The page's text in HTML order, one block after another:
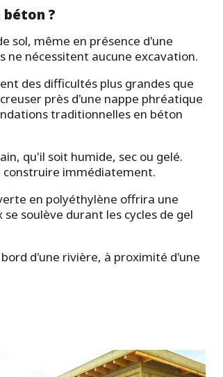
?
sol, même en présence d'une
ne nécessitent aucune excavation.
des difficultés plus grandes que
près d'une nappe phréatique
traditionnelles en béton
qu'il soit humide, sec ou gelé.
construire immédiatement.
en polyéthylène offrira une
soulève durant les cycles de gel
d'une rivière, à proximité d'une